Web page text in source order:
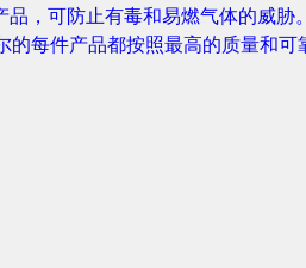
，可防止有毒和易燃气体的威胁
每件产品都按照最高的质量和